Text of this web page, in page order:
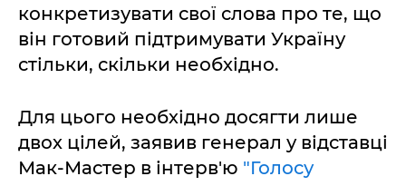
конкретизувати свої слова про те, що
він готовий підтримувати Україну
стільки, скільки необхідно.
Для цього необхідно досягти лише
двох цілей, заявив генерал у відставці
Мак-Мастер в інтерв'ю "Голосу